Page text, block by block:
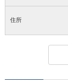
住所